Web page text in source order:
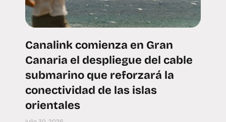
Canalink comienza en Gran
Canaria el despliegue del cable
submarino que reforzará la
conectividad de las islas
orientales